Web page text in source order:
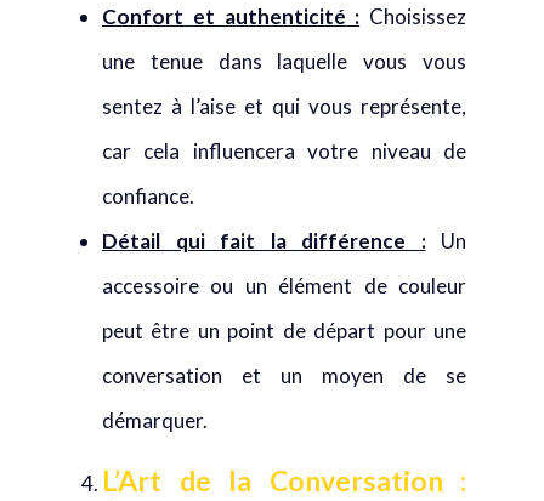
Confort et authenticité : Choisissez
une tenue dans laquelle vous vous
sentez à l’aise et qui vous représente,
car cela influencera votre niveau de
confiance.
Détail qui fait la différence :Un
accessoire ou un élément de couleur
peut être un point de départ pour une
conversation et un moyen de se
démarquer.
L’Art de la Conversation :